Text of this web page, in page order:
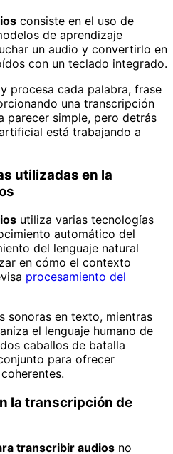
consiste en el uso de
de aprendizaje
un audio y convertirlo en
con un teclado integrado.
procesa cada palabra, frase
una transcripción
parecer simple, pero detrás
está trabajando a
utilizadas en la
utiliza varias tecnologías
automático del
del lenguaje natural
en cómo el contexto
procesamiento del
sonoras en texto, mientras
el lenguaje humano de
caballos de batalla
para ofrecer
la transcripción de
transcribir audios no